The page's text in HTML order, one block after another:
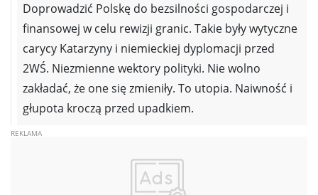
Doprowadzić Polskę do bezsilności gospodarczej i
finansowej w celu rewizji granic. Takie były wytyczne
carycy Katarzyny i niemieckiej dyplomacji przed
2WŚ. Niezmienne wektory polityki. Nie wolno
zakładać, że one się zmieniły. To utopia. Naiwność i
głupota kroczą przed upadkiem.